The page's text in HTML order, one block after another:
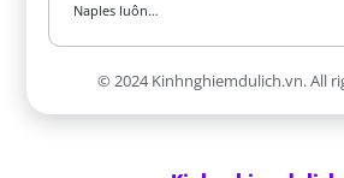
Naples luôn…
© 2024 Kinhnghiemdulich.vn. All